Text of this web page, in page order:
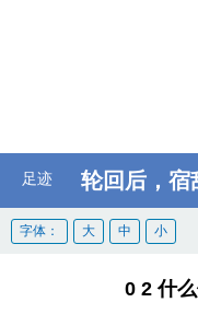
足迹 轮回后，宿
字体： 大 中 小
0 2 什